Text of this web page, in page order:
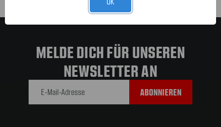
MELDE DICH FÜR UNSEREN
NEWSLETTER AN